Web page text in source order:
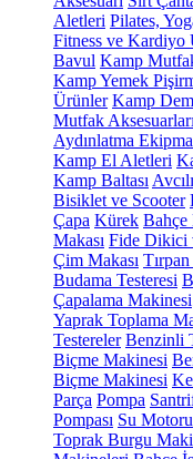
Aletleri Pilates,
Fitness ve Kardiyo
Bavul Kamp
Kamp Yemek
Ürünler Kamp
Mutfak Aksesuarları
Aydınlatma
Kamp El Aletleri
Kamp Baltası
Bisiklet ve Scooter
Çapa Kürek Bahçe
Makası Fide Dikici
Çim Makası
Budama Testeresi
Çapalama Makinesi
Yaprak Toplama
Testereler Benzinli
Biçme Makinesi
Biçme Makinesi
Parça Pompa
Pompası Su Motoru
Toprak Burgu